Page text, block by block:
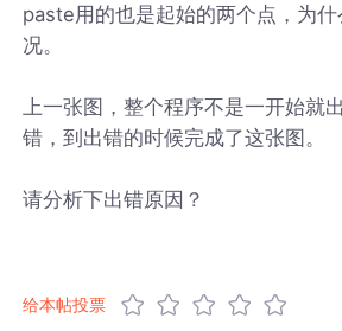
paste用的也是起始的两个点，为
况。
上一张图，整个程序不是一开始就
错，到出错的时候完成了这张图。
请分析下出错原因？
给本帖投票